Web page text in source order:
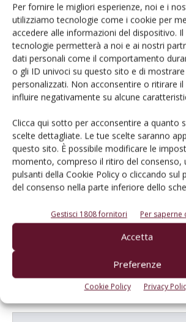
Per fornire le migliori esperienze, noi e i
utilizziamo tecnologie come i cookie per
accedere alle informazioni del dispositivo.
tecnologie permetterà a noi e ai nostri
dati personali come il comportamento
o gli ID univoci su questo sito e di
personalizzati. Non acconsentire o ritirare
influire negativamente su alcune
Clicca qui sotto per acconsentire a quanto
scelte dettagliate. Le tue scelte saranno
questo sito. È possibile modificare le
momento, compreso il ritiro del consenso,
pulsanti della Cookie Policy o cliccando sul
del consenso nella parte inferiore dello
Gestisci 1808 fornitori Per saperne
Accetta
Preferenze
Cookie Policy Privacy
Salva il mio nome, email e sito web in
prossima volta che commento.